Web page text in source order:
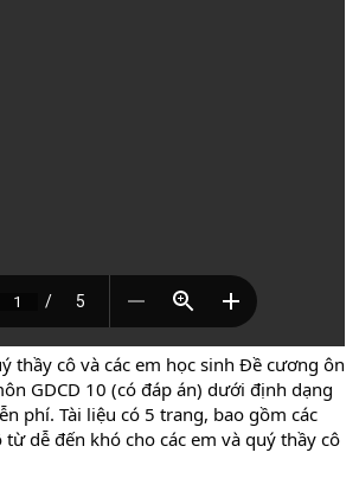
thầy cô và các em học sinh Đề cương ôn
GDCD 10 (có đáp án) dưới định dạng
phí. Tài liệu có 5 trang, bao gồm các
dễ đến khó cho các em và quý thầy cô